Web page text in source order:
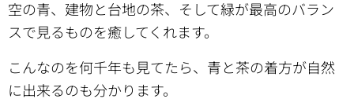
空の青、建物と台地の茶、そして緑が最高のバラン
スで見るものを癒してくれます。
こんなのを何千年も見てたら、青と茶の着方が自然
に出来るのも分かります。